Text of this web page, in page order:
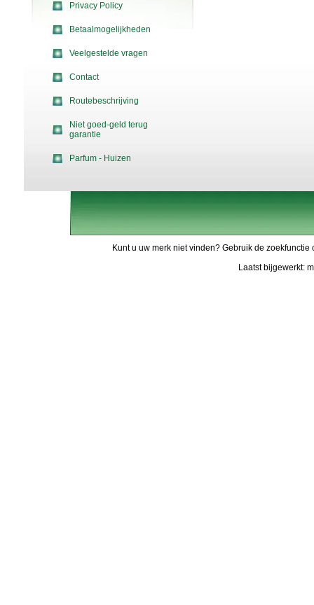
Privacy Policy
Betaalmogelijkheden
Veelgestelde vragen
Contact
Routebeschrijving
Niet goed-geld terug
garantie
Parfum - Huizen
Kunt u uw merk niet vinden? Gebruik de
Laatst bijgewerkt: